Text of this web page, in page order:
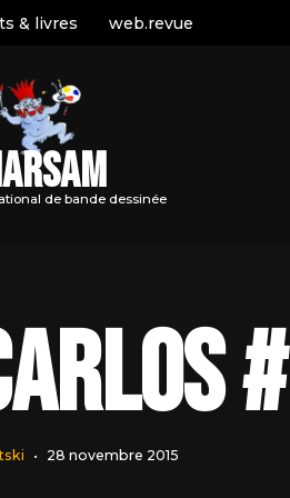
& livres web.revue
de bande dessinée
28 novembre 2015